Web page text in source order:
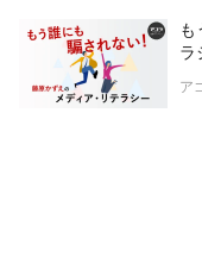
も
ラ
ア